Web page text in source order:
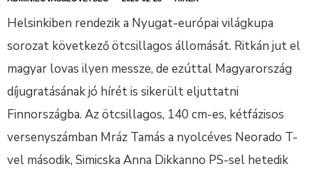
Helsinkiben rendezik a Nyugat-európai világkupa
sorozat következő ötcsillagos állomását. Ritkán jut el
magyar lovas ilyen messze, de ezúttal Magyarország
díjugratásának jó hírét is sikerült eljuttatni
Finnországba. Az ötcsillagos, 140 cm-es, kétfázisos
versenyszámban Mráz Tamás a nyolcéves Neorado T-
vel második, Simicska Anna Dikkanno PS-sel hetedik